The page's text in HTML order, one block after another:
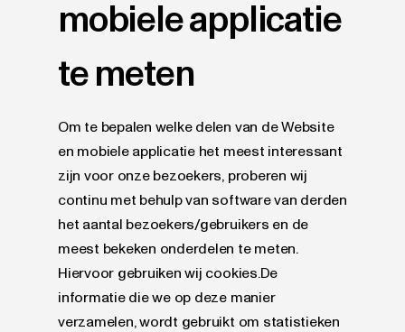
mobiele applicatie
te meten
Om te bepalen welke delen van de Website
en mobiele applicatie het meest interessant
zijn voor onze bezoekers, proberen wij
continu met behulp van software van derden
het aantal bezoekers/gebruikers en de
meest bekeken onderdelen te meten.
Hiervoor gebruiken wij cookies.De
informatie die we op deze manier
verzamelen, wordt gebruikt om statistieken